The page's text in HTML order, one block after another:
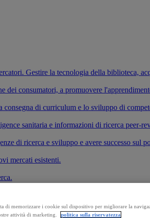
Gestire la tecnologia della biblioteca,
consumatori, a promuovere
di curriculum e lo sviluppo di
sanitaria e informazioni di ricerca peer-
di ricerca e sviluppo e avere successo sul
mercati esistenti.
di memorizzare i cookie sul dispositivo per migliorare la
attività di marketing.
politica sulla riservatezza